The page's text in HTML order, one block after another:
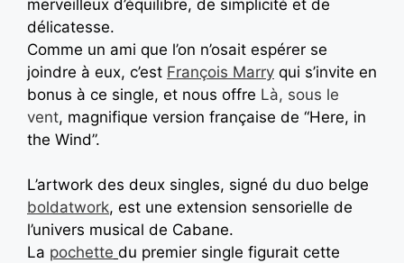
merveilleux d’équilibre, de simplicité et de
délicatesse.
Comme un ami que l’on n’osait espérer se
joindre à eux, c’est François Marry qui s’invite en
bonus à ce single, et nous offre Là, sous le
vent, magnifique version française de “Here, in
the Wind”.
L’artwork des deux singles, signé du duo belge
boldatwork, est une extension sensorielle de
l’univers musical de Cabane.
La pochette du premier single figurait cette